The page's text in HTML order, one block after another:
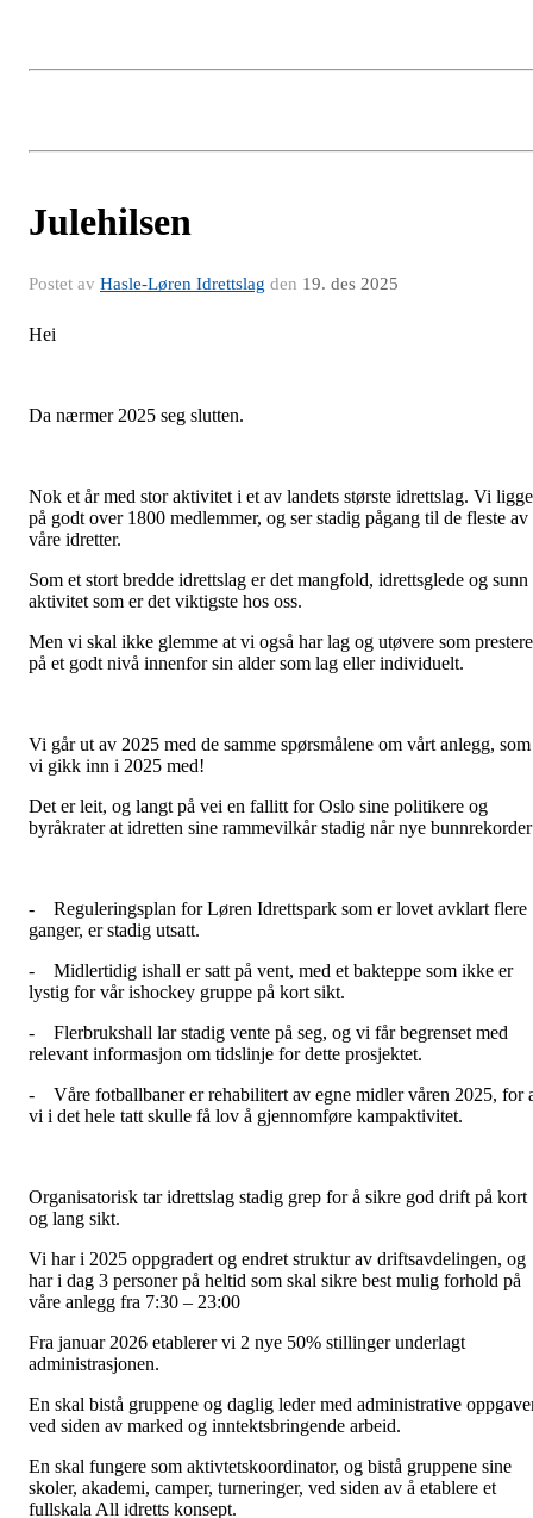
Julehilsen
Postet av Hasle-Løren Idrettslag den 19. des 2025
Hei
Da nærmer 2025 seg slutten.
Nok et år med stor aktivitet i et av landets største idrettslag. Vi
på godt over 1800 medlemmer, og ser stadig pågang til de fleste av
våre idretter.
Som et stort bredde idrettslag er det mangfold, idrettsglede og sunn
aktivitet som er det viktigste hos oss.
Men vi skal ikke glemme at vi også har lag og utøvere som
på et godt nivå innenfor sin alder som lag eller individuelt.
Vi går ut av 2025 med de samme spørsmålene om vårt anlegg, som
vi gikk inn i 2025 med!
Det er leit, og langt på vei en fallitt for Oslo sine politikere og
byråkrater at idretten sine rammevilkår stadig når nye
- Reguleringsplan for Løren Idrettspark som er lovet avklart flere
ganger, er stadig utsatt.
- Midlertidig ishall er satt på vent, med et bakteppe som ikke er
lystig for vår ishockey gruppe på kort sikt.
- Flerbrukshall lar stadig vente på seg, og vi får begrenset med
relevant informasjon om tidslinje for dette prosjektet.
- Våre fotballbaner er rehabilitert av egne midler våren 2025, for
vi i det hele tatt skulle få lov å gjennomføre kampaktivitet.
Organisatorisk tar idrettslag stadig grep for å sikre god drift på kort
og lang sikt.
Vi har i 2025 oppgradert og endret struktur av driftsavdelingen, og
har i dag 3 personer på heltid som skal sikre best mulig forhold på
våre anlegg fra 7:30 – 23:00
Fra januar 2026 etablerer vi 2 nye 50% stillinger underlagt
administrasjonen.
En skal bistå gruppene og daglig leder med administrative
ved siden av marked og inntektsbringende arbeid.
En skal fungere som aktivtetskoordinator, og bistå gruppene sine
skoler, akademi, camper, turneringer, ved siden av å etablere et
fullskala All idretts konsept.